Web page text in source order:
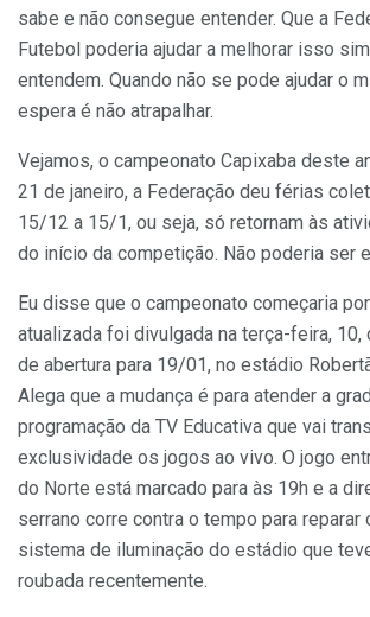
sabe e não consegue entender. Que a
Futebol poderia ajudar a melhorar isso
entendem. Quando não se pode ajudar o
espera é não atrapalhar.
Vejamos, o campeonato Capixaba deste
21 de janeiro, a Federação deu férias
15/12 a 15/1, ou seja, só retornam às
do início da competição. Não poderia ser
Eu disse que o campeonato começaria
atualizada foi divulgada na terça-feira, 10,
de abertura para 19/01, no estádio
Alega que a mudança é para atender a
programação da TV Educativa que vai
exclusividade os jogos ao vivo. O jogo
do Norte está marcado para às 19h e a
serrano corre contra o tempo para reparar
sistema de iluminação do estádio que
roubada recentemente.